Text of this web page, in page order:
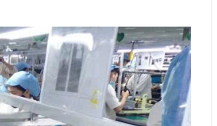
tăng trưởng bền vững dài hạn.